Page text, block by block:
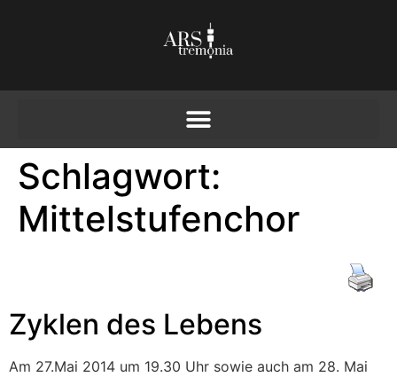
Schlagwort:
Mittelstufenchor
Zyklen des Lebens
Am 27.Mai 2014 um 19.30 Uhr sowie auch am 28. Mai